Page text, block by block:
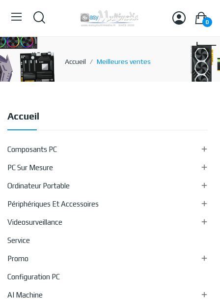
0
Accueil Meilleures ventes
Accueil
Composants PC 
PC Sur Mesure 
Ordinateur Portable 
Périphériques Et Accessoires 
Videosurveillance 
Service
Promo 
Configuration PC
AI Machine 